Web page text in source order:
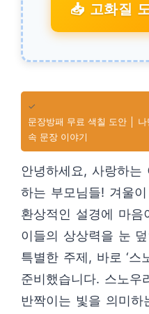
📥 고화질
✓
문장방패 무료 색칠 도안 │
속 문장 이야기
안녕하세요, 사랑하는
하는 부모님들! 겨울
환상적인 설경에 마
이들의 상상력을 눈
특별한 주제, 바로 ‘스
준비했습니다. 스노우
반짝이는 빛을 의미